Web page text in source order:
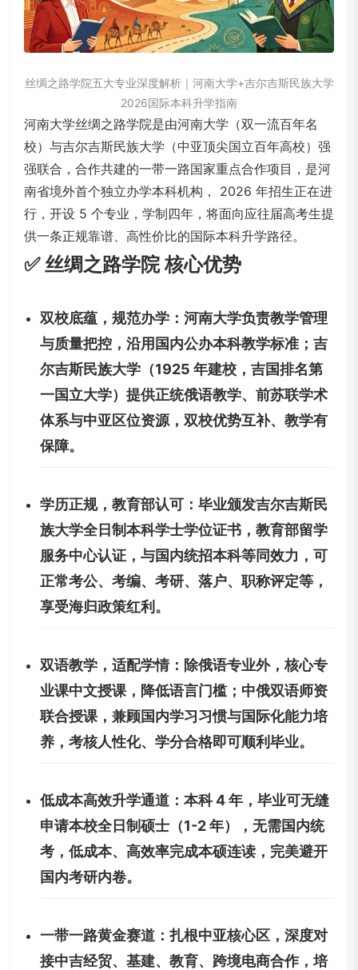
丝绸之路学院五大专业深度解析｜河南大学+吉尔吉斯民族大学
2026国际本科升学指南
河南大学丝绸之路学院是由河南大学（双一流百年名
校）与吉尔吉斯民族大学（中亚顶尖国立百年高校）强
强联合，合作共建的一带一路国家重点合作项目，是河
南省境外首个独立办学本科机构， 2026 年招生正在进
行，开设 5 个专业， 学制四年， 将面向应往届高考生提
供一条正规靠谱、高性价比的国际本科升学路径。
✅ 丝绸之路学院 核心优势
双校底蕴，规范办学：河南大学负责教学管理
与质量把控，沿用国内公办本科教学标准；吉
尔吉斯民族大学（1925 年建校，吉国排名第
一国立大学）提供正统俄语教学、前苏联学术
体系与中亚区位资源，双校优势互补、教学有
保障。
学历正规，教育部认可：毕业颁发吉尔吉斯民
族大学全日制本科学士学位证书，教育部留学
服务中心认证，与国内统招本科等同效力，可
正常考公、考编、考研、落户、职称评定等，
享受海归政策红利。
双语教学，适配学情：除俄语专业外，核心专
业课中文授课，降低语言门槛；中俄双语师资
联合授课，兼顾国内学习习惯与国际化能力培
养，考核人性化、学分合格即可顺利毕业。
低成本高效升学通道：本科 4 年，毕业可无缝
申请本校全日制硕士（1-2 年），无需国内统
考，低成本、高效率完成本硕连读，完美避开
国内考研内卷。
一带一路黄金赛道：扎根中亚核心区，深度对
接中吉经贸、基建、教育、跨境电商合作，培